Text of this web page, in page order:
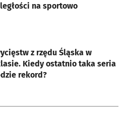
na sportowo
z rzędu Śląska w
Kiedy ostatnio taka seria
rekord?